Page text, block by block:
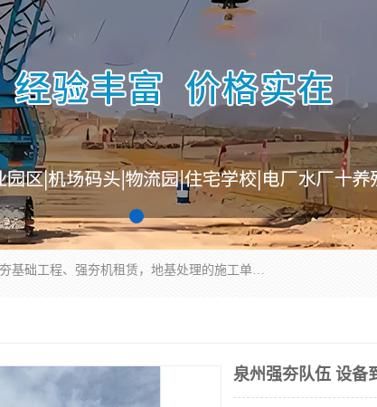
湖南业峻强夯基础工程有限公司是一家专业从事湖南强夯基础工程、强夯机租赁，地基处理的施工单位。业务覆盖：湖南、广东，江西等地。可承接1000KN.m-25000KN.m强夯（置换）工程。公司创始人是国内较早期从事强夯施工的建设者，经过多年的一步一个脚印的发展，在行业内具有较高的度和良好的口碑。
泉州强夯队伍 设备